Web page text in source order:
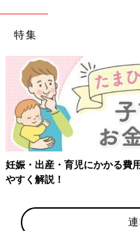
特集
妊娠・出産・育児にかかる費
やすく解説！